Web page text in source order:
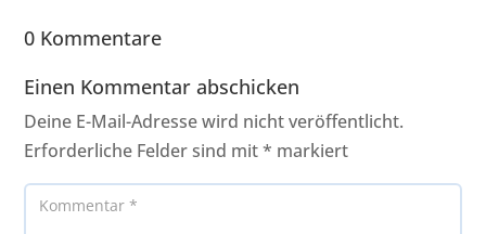
0 Kommentare
Einen Kommentar abschicken
Deine E-Mail-Adresse wird nicht veröffentlicht.
Erforderliche Felder sind mit* markiert